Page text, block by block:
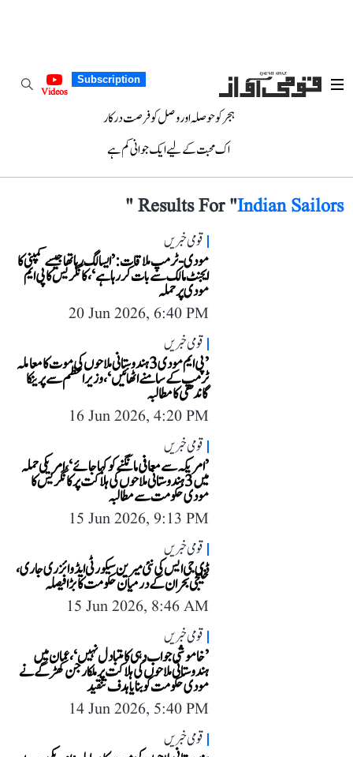
Subscription
Videos
ہجر کو حوصلہ اور وصل کو فرصت درکار
اک محبت کے لیے ایک جوانی کم ہے
Results For "Indian Sailors
"
قومی خبریں
مودی-ٹرمپ ملاقات: ’ایسا لگ رہا تھا جیسے کمپنی کا
ایجنٹ مالک سے بات کر رہا ہے‘، کانگریس کا پی ایم
مودی پر حملہ
20 Jun 2026, 6:40 PM
قومی خبریں
’پی ایم مودی 3 ہندوستانی ملاحوں کی موت کا معاملہ
ٹرمپ کے سامنے اٹھائیں‘، وزیر اعظم سے پرینکا
گاندھی کا مطالبہ
16 Jun 2026, 4:20 PM
قومی خبریں
’امریکہ سے معافی مانگنے کو کہا جائے‘، امریکی حملہ
میں 3 ہندوستانی ملاحوں کی ہلاکت پر کانگریس کا
مودی حکومت سے مطالبہ
15 Jun 2026, 9:13 PM
قومی خبریں
ڈی جی ایس کی نئی میرین سیکورٹی ایڈوائزری جاری،
خلیجی بحران کے درمیان حکومت کا بڑا فیصلہ
15 Jun 2026, 8:46 AM
قومی خبریں
’خاموشی جواب دہی کا متبادل نہیں‘، عمان میں
ہندوستانی ملاحوں کی ہلاکت پر ملکارجن کھڑگے نے
مودی حکومت کو بنایا ہدف تنقید
14 Jun 2026, 5:40 PM
قومی خبریں